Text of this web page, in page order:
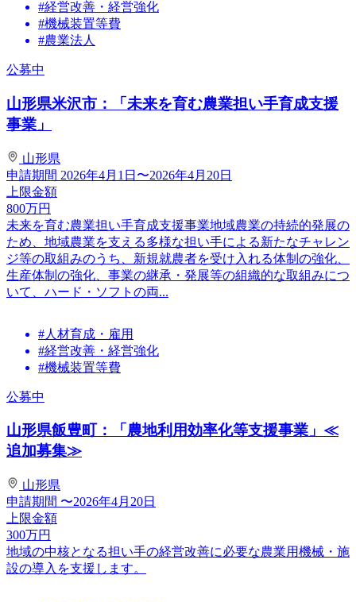
#経営改善・経営強化
#機械装置等費
#農業法人
公募中
山形県米沢市：「未来を育む農業担い手育成支援
事業」
山形県
申請期間 2026年4月1日〜2026年4月20日
上限金額
800万円
未来を育む農業担い手育成支援事業地域農業の持続的発展の
ため、地域農業を支える多様な担い手による新たなチャレン
ジ等の取組みのうち、新規就農者を受け入れる体制の強化、
生産体制の強化、事業の継承・発展等の組織的な取組みにつ
いて、ハード・ソフトの両...
#人材育成・雇用
#経営改善・経営強化
#機械装置等費
公募中
山形県飯豊町：「農地利用効率化等支援事業」≪
追加募集≫
山形県
申請期間 〜2026年4月20日
上限金額
300万円
地域の中核となる担い手の経営改善に必要な農業用機械・施
設の導入を支援します。